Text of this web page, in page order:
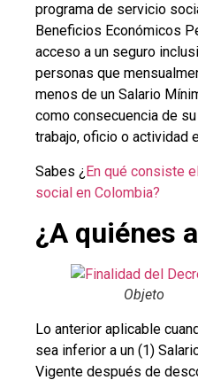
programa de servicio
Beneficios Económicos
acceso a un seguro
personas que
menos de un Salario
como consecuencia de
trabajo, oficio o actividad
Sabes ¿En qué consiste
social en Colombia?
¿A quiénes
Objeto
Lo anterior aplicable
sea inferior a un (1)
Vigente después de